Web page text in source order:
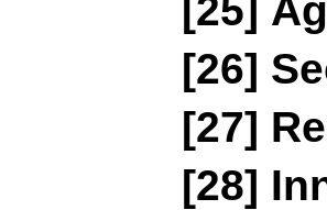
[25]
[26]
[27]
[28]